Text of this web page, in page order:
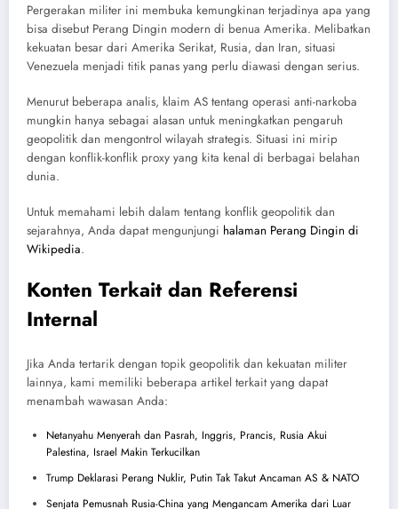
Pergerakan militer ini membuka kemungkinan terjadinya apa yang
bisa disebut Perang Dingin modern di benua Amerika. Melibatkan
kekuatan besar dari Amerika Serikat, Rusia, dan Iran, situasi
Venezuela menjadi titik panas yang perlu diawasi dengan serius.
Menurut beberapa analis, klaim AS tentang operasi anti-narkoba
mungkin hanya sebagai alasan untuk meningkatkan pengaruh
geopolitik dan mengontrol wilayah strategis. Situasi ini mirip
dengan konflik-konflik proxy yang kita kenal di berbagai belahan
dunia.
Untuk memahami lebih dalam tentang konflik geopolitik dan
sejarahnya, Anda dapat mengunjungi halaman Perang Dingin di
Wikipedia.
Konten Terkait dan Referensi
Internal
Jika Anda tertarik dengan topik geopolitik dan kekuatan militer
lainnya, kami memiliki beberapa artikel terkait yang dapat
menambah wawasan Anda:
Netanyahu Menyerah dan Pasrah, Inggris, Prancis, Rusia Akui
Palestina, Israel Makin Terkucilkan
Trump Deklarasi Perang Nuklir, Putin Tak Takut Ancaman AS & NATO
Senjata Pemusnah Rusia-China yang Mengancam Amerika dari Luar